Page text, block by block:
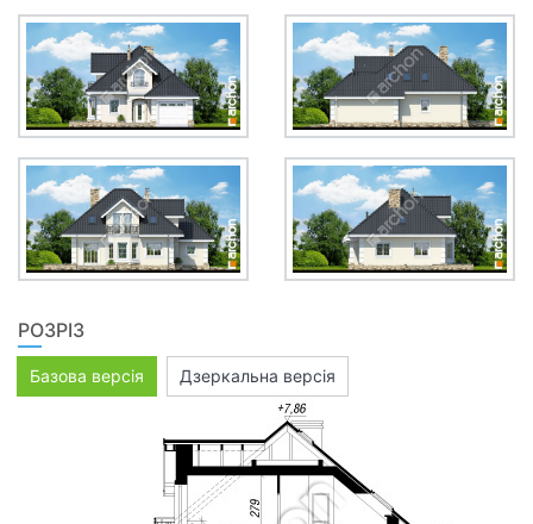
РОЗРІЗ
Базова версія Дзеркальна версія